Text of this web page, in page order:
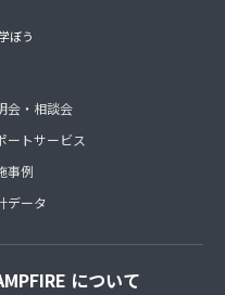
ぼう
会・相談会
ートサービス
事例
データ
について